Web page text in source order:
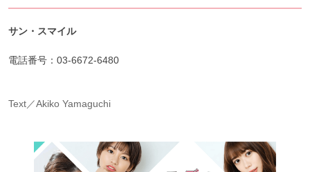
サン・スマイル
電話番号：03-6672-6480
Text／Akiko Yamaguchi